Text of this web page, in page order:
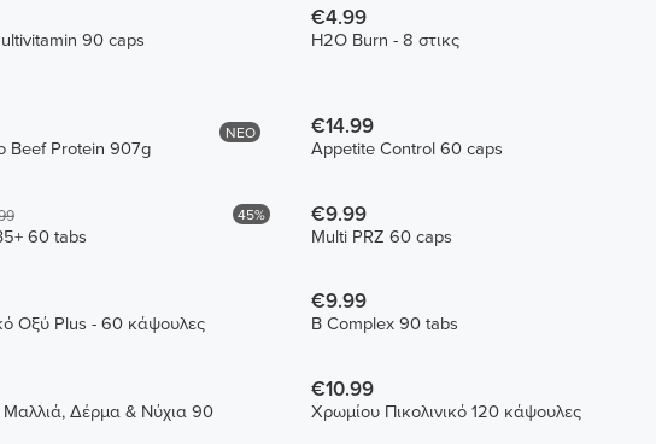
90 caps
€4.99
H2O Burn - 8 στικς
ΝΕΟ
Beef Protein 907g
€14.99
Appetite Control 60 caps
45%
60 tabs
€9.99
Multi PRZ 60 caps
Οξύ Plus - 60 κάψουλες
€9.99
B Complex 90 tabs
Μαλλιά, Δέρμα & Νύχια 90
€10.99
Χρωμίου Πικολινικό 120 κάψουλες